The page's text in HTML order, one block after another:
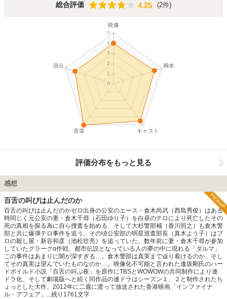
総合評価 4.25
4.25 (2件)
映像
脚本
キャスト
音楽
演出
0
1
2
3
4
5
評価分布をもっと見る
感想
百舌の叫びは止んだのか
百舌の叫びは止んだのかゼロ出身の公安のエース・倉木尚武（西島秀俊）はある
時同じく元公安の妻・倉木千尋（石田ゆり子）を白昼のテロにより死亡したその
死の真相を探る為に自ら捜査を始める、そして大杉警部補（香川照之）も倉木警
部と共に爆弾テロ事件を追う。その頃公安部の明星巡査部長（真木よう子）はプ
ロの殺し屋・新谷和彦（池松壮亮）を追っていた。数年前に妻・倉木千尋が参加
していたグラークα作戦、都市伝説となっている人の夢の中に現れる「ダルマ」
この事件はあまりに闇が深すぎる…。倉木警部は真実まで辿り着けるのか、そし
てその真実は望んでいたものなのか…。映像化不可能と言われた逢坂剛氏のハー
ドボイルド小説「百舌の叫ぶ夜」を原作にTBSとWOWOWの共同制作により連
ドラ化、そして劇場版へと続く同作品の連ドラはシーズン１、２と制作されたち
ょっとした大作、2012年に二週に渡って放送された香港映画「インファイナ
ル・アフェア」...残り 1761文字
PICKUP